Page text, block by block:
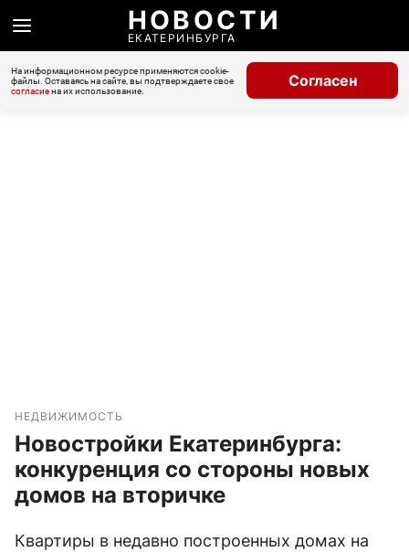
НОВОСТИ
ЕКАТЕРИНБУРГА
На информационном ресурсе применяются cookie-
файлы. Оставаясь на сайте, вы подтверждаете свое
согласиена их использование.
Согласен
НЕДВИЖИМОСТЬ
Новостройки Екатеринбурга:
конкуренция со стороны новых
домов на вторичке
Квартиры в недавно построенных домах на